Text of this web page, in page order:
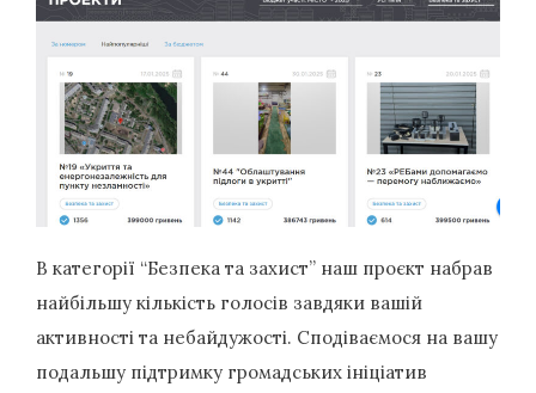
В категорії “Безпека та захист” наш проєкт набрав
найбільшу кількість голосів завдяки вашій
активності та небайдужості. Сподіваємося на вашу
подальшу підтримку громадських ініціатив